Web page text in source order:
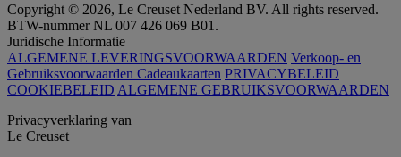
Copyright © 2026, Le Creuset Nederland BV. All rights reserved.
BTW-nummer NL 007 426 069 B01.
Juridische Informatie
ALGEMENE LEVERINGSVOORWAARDEN Verkoop- en
Gebruiksvoorwaarden Cadeaukaarten PRIVACYBELEID
COOKIEBELEID ALGEMENE GEBRUIKSVOORWAARDEN
Privacyverklaring van
Le Creuset